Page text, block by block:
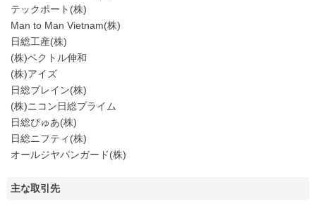
テックポート(株)
Man to Man Vietnam(株)
日総工産(株)
(株)ベクトル伸和
(株)アイズ
日総ブレイン(株)
(株)ニコン日総プライム
日総ぴゅあ(株)
日総ニフティ(株)
オールジヤパンガード(株)
主な取引先